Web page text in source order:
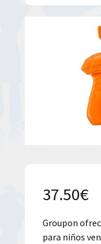
37.50€
Groupon
para niños